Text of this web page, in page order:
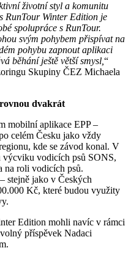
životní styl a komunitu
RunTour Winter Edition je
spolupráce s RunTour.
svým pohybem přispívat na
pohybu zapnout aplikaci
běhání ještě větší smysl, “
Skupiny ČEZ Michaela
dvakrát
mobilní aplikace EPP –
celém Česku jako vždy
kde se závod konal. V
výcviku vodicích psů SONS,
na roli vodicích psů.
stejně jako v Českých
Kč, které budou využity
Edition mohli navíc v rámci
příspěvek Nadaci